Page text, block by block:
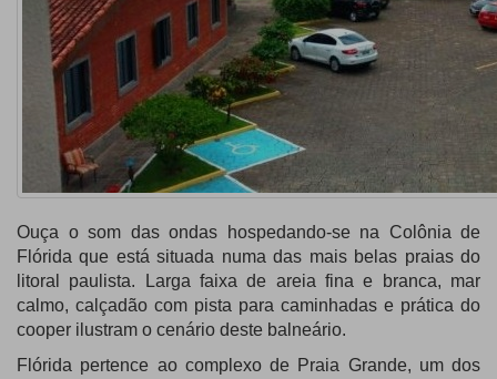
Ouça o som das ondas hospedando-se na Colônia de
Flórida que está situada numa das mais belas praias do
litoral paulista. Larga faixa de areia fina e branca, mar
calmo, calçadão com pista para caminhadas e prática do
cooper ilustram o cenário deste balneário.
Flórida pertence ao complexo de Praia Grande, um dos